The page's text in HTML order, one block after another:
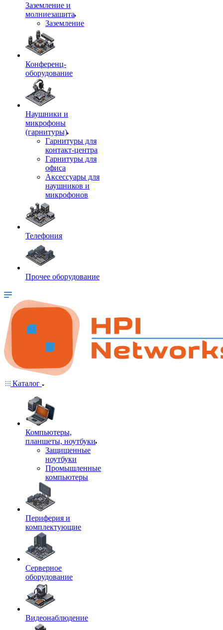
Заземление и
молниезащита
Заземление
Конференц-
оборудование
Наушники и
микрофоны
(гарнитуры)
Гарнитуры для
контакт-центра
Гарнитуры для
офиса
Аксессуары для
наушников и
микрофонов
Телефония
Прочее оборудование
Каталог
Компьютеры,
планшеты, ноутбуки
Защищенные
ноутбуки
Промышленные
компьютеры
Периферия и
комплектующие
Серверное
оборудование
Видеонаблюдение